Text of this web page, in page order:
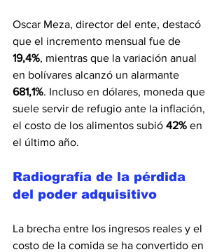
Oscar Meza, director del ente, destacó
que el incremento mensual fue de
19,4%, mientras que la variación anual
en bolívares alcanzó un alarmante
681,1%. Incluso en dólares, moneda que
suele servir de refugio ante la inflación,
el costo de los alimentos subió 42% en
el último año.
Radiografía de la pérdida
del poder adquisitivo
La brecha entre los ingresos reales y el
costo de la comida se ha convertido en